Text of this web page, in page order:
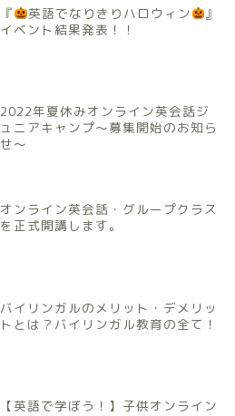
『 英語でなりきりハロウィン
』
イベント結果発表！！
2022年夏休みオンライン英会話ジ
ュニアキャンプ～募集開始のお知ら
せ～
オンライン英会話・グループクラス
を正式開講します。
バイリンガルのメリット・デメリッ
トとは？バイリンガル教育の全て！
【英語で学ぼう！】子供オンライン